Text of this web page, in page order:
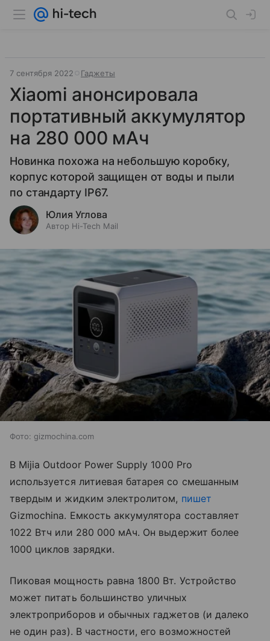
7 сентября 2022 Гаджеты
Xiaomi анонсировала
портативный аккумулятор
на 280 000 мАч
Новинка похожа на небольшую коробку,
корпус которой защищен от воды и пыли
по стандарту IP67.
Юлия Углова
Автор Hi-Tech Mail
Фото: gizmochina.com
В Mijia Outdoor Power Supply 1000 Pro
используется литиевая батарея со смешанным
твердым и жидким электролитом, пишет
Gizmochina. Емкость аккумулятора составляет
1022 Втч или 280 000 мАч. Он выдержит более
1000 циклов зарядки.
Пиковая мощность равна 1800 Вт. Устройство
может питать большинство уличных
электроприборов и обычных гаджетов (и далеко
не один раз). В частности, его возможностей